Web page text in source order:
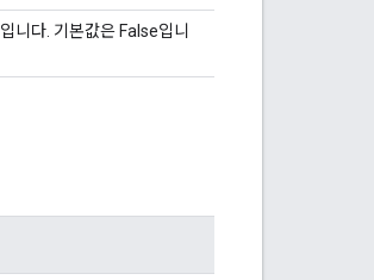
니다. 기본값은 False입니